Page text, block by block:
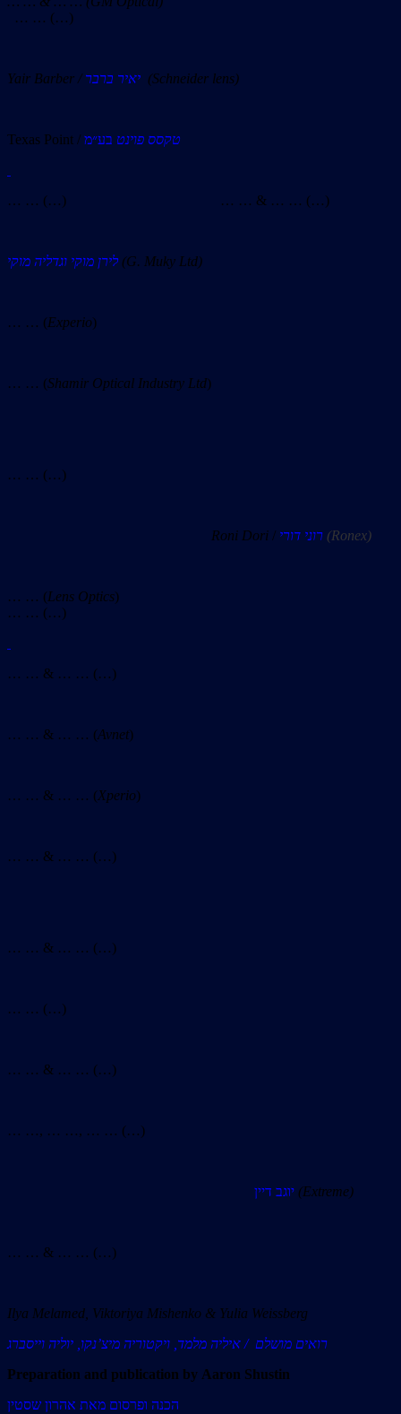
… … (…)
Yair Barber / יאיר ברבר (Schneider lens)
Texas Point / טקסס פוינט בע״מ
… … (…) … … & … … (…)
לירן מוקי וגדליה מוקי (G. Muky Ltd)
… … (Experio)
… … (Shamir Optical Industry Ltd)
… … (…)
Roni Dori / (Ronex)
… … (Lens Optics)
… … (…)
… … & … … (…)
… … & … … (Avnet)
… … & … … (Xperio)
… … & … … (…)
… … & … … (…)
… … (…)
… … & … … (…)
… …, … …, … … (…)
(Extreme)
… … & … … (…)
Ilya Melamed, Viktoriya Mishenko & Yulia Weissberg
איליה מלמד, ויקטוריה מיצ’נקו, יוליה וייסברג / רואים מושלם
Preparation and publication by Aaron Shustin
הכנה ופרסום מאת אהרון שסטין